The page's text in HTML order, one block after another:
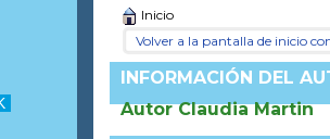
Inicio
Volver a la pantalla de inicio
INFORMACIÓN DEL
Autor Claudia Martin